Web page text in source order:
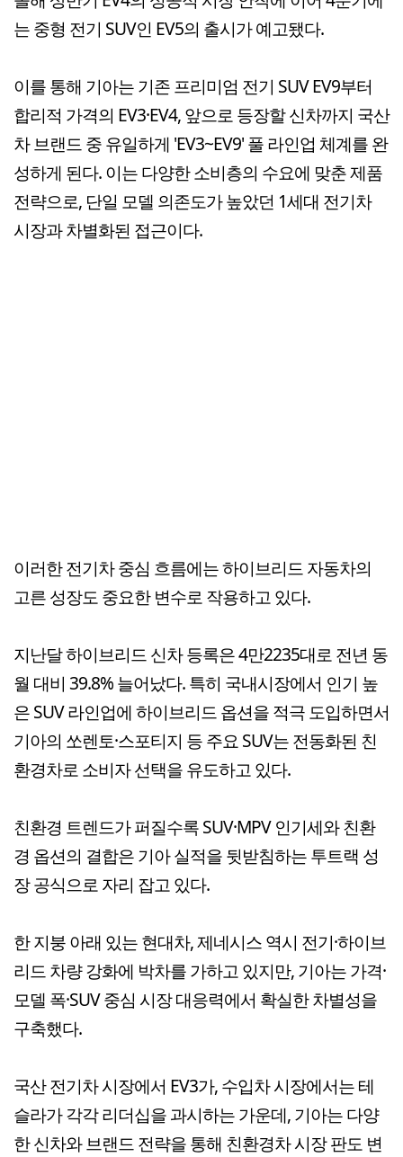
는 중형 전기 SUV인 EV5의 출시가 예고됐다.
이를 통해 기아는 기존 프리미엄 전기 SUV EV9부터
합리적 가격의 EV3·EV4, 앞으로 등장할 신차까지 국산
차 브랜드 중 유일하게 'EV3~EV9' 풀 라인업 체계를 완
성하게 된다. 이는 다양한 소비층의 수요에 맞춘 제품
전략으로, 단일 모델 의존도가 높았던 1세대 전기차
시장과 차별화된 접근이다.
이러한 전기차 중심 흐름에는 하이브리드 자동차의
고른 성장도 중요한 변수로 작용하고 있다.
지난달 하이브리드 신차 등록은 4만2235대로 전년 동
월 대비 39.8% 늘어났다. 특히 국내시장에서 인기 높
은 SUV 라인업에 하이브리드 옵션을 적극 도입하면서
기아의 쏘렌토·스포티지 등 주요 SUV는 전동화된 친
환경차로 소비자 선택을 유도하고 있다.
친환경 트렌드가 퍼질수록 SUV·MPV 인기세와 친환
경 옵션의 결합은 기아 실적을 뒷받침하는 투트랙 성
장 공식으로 자리 잡고 있다.
한 지붕 아래 있는 현대차, 제네시스 역시 전기·하이브
리드 차량 강화에 박차를 가하고 있지만, 기아는 가격·
모델 폭·SUV 중심 시장 대응력에서 확실한 차별성을
구축했다.
국산 전기차 시장에서 EV3가, 수입차 시장에서는 테
슬라가 각각 리더십을 과시하는 가운데, 기아는 다양
한 신차와 브랜드 전략을 통해 친환경차 시장 판도 변